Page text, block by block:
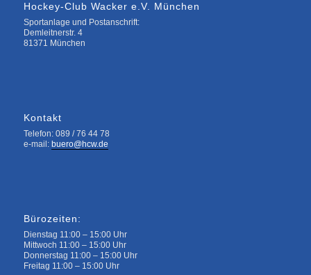
Hockey-Club Wacker e.V. München
Sportanlage und Postanschrift:
Demleitnerstr. 4
81371 München
Kontakt
Telefon: 089 / 76 44 78
e-mail: buero@hcw.de
Bürozeiten:
Dienstag 11:00 – 15:00 Uhr
Mittwoch 11:00 – 15:00 Uhr
Donnerstag 11:00 – 15:00 Uhr
Freitag 11:00 – 15:00 Uhr